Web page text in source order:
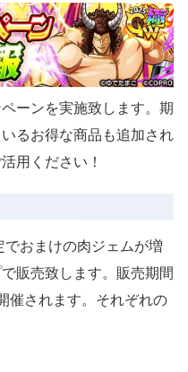
ーンを実施致します。期
るお得な商品も追加され
用ください！
おまけの肉ジェムが増
販売致します。販売期間
催されます。それぞれの